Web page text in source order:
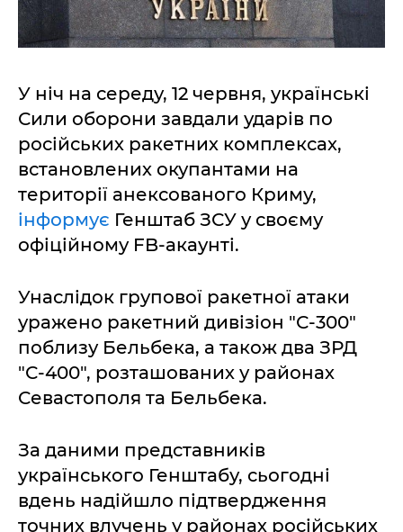
У ніч на середу, 12 червня, українські
Сили оборони завдали ударів по
російських ракетних комплексах,
встановлених окупантами на
території анексованого Криму,
інформує Генштаб ЗСУ у своєму
офіційному FB-акаунті.
Унаслідок групової ракетної атаки
уражено ракетний дивізіон "С-300"
поблизу Бельбека, а також два ЗРД
"С-400", розташованих у районах
Севастополя та Бельбека.
За даними представників
українського Генштабу, сьогодні
вдень надійшло підтвердження
точних влучень у районах російських